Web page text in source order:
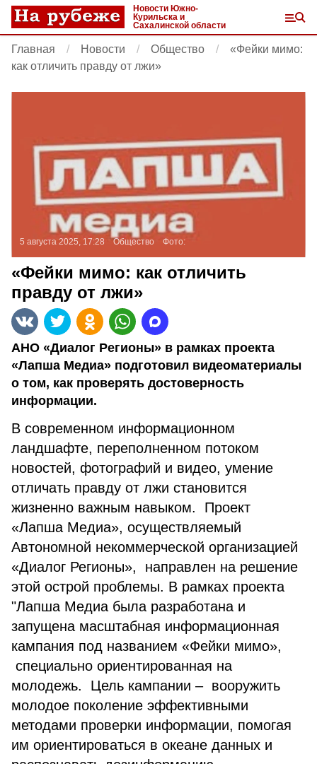
Новости Южно-
Курильска и
Сахалинской области
Главная Новости Общество
«Фейки мимо:
как отличить правду от лжи»
5 августа 2025, 17:28 Общество Фото:
«Фейки мимо: как отличить
правду от лжи»
АНО «Диалог Регионы» в рамках проекта
«Лапша Медиа» подготовил видеоматериалы
о том, как проверять достоверность
информации.
В современном информационном
ландшафте, переполненном потоком
новостей, фотографий и видео, умение
отличать правду от лжи становится
жизненно важным навыком. Проект
«Лапша Медиа», осуществляемый
Автономной некоммерческой организацией
«Диалог Регионы», направлен на решение
этой острой проблемы. В рамках проекта
"Лапша Медиа была разработана и
запущена масштабная информационная
кампания под названием «Фейки мимо»,
специально ориентированная на
молодежь. Цель кампании – вооружить
молодое поколение эффективными
методами проверки информации, помогая
им ориентироваться в океане данных и